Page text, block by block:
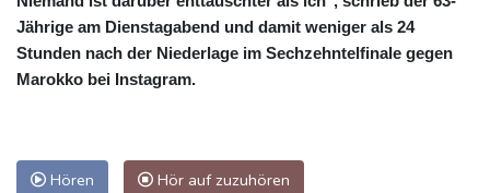
Jährige am Dienstagabend und damit weniger als 24
Stunden nach der Niederlage im Sechzehntelfinale gegen
Marokko bei Instagram.
Hören Hör auf zuzuhören